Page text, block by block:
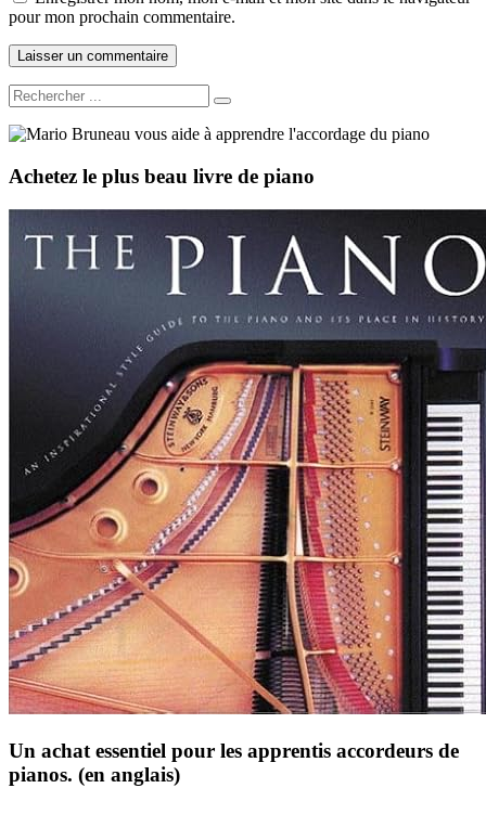
pour mon prochain commentaire.
Achetez le plus beau livre de piano
Un achat essentiel pour les apprentis accordeurs de
pianos. (en anglais)